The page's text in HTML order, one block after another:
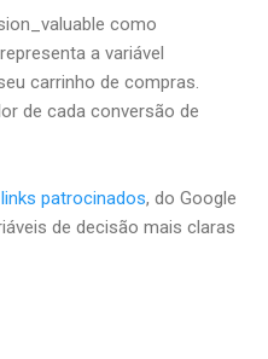
como
a variável
carrinho de compras.
de cada conversão de
patrocinados, do Google
de decisão mais claras